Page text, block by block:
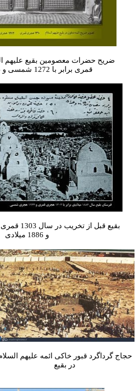
قمری برابر با 1272 شمسی و 1893 میلادی
و 1886 میلادی
حجاج گرداگرد قبور خاکی ائمه علیهم السلام
در بقیع